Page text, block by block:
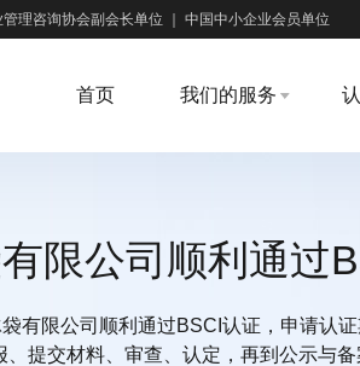
理咨询协会副会长单位 中国中小企业会员单位
首页 我们的服务
限公司顺利通过
有限公司顺利通过BSCI认证，申请认
、提交材料、审查、认定，再到公示与